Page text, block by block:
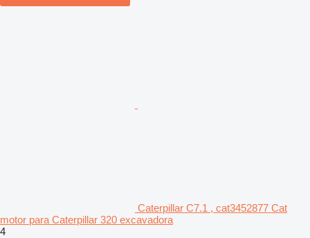
Caterpillar C7.1 , cat3452877 Cat
motor para Caterpillar 320 excavadora
4